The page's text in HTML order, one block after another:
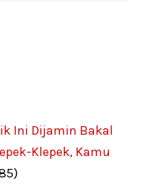
Ini Dijamin Bakal
Klepek, Kamu